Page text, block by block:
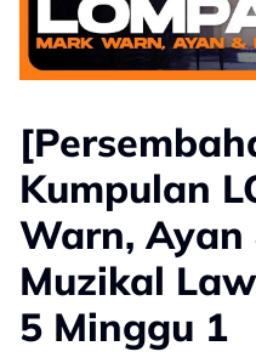
Kumpulan
Warn, Ayan
Muzikal
5 Minggu 1